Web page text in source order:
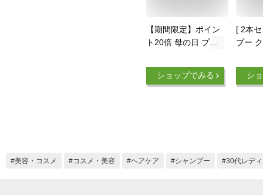
【期間限定】ポイン
ト20倍 母の日 プレ
公式 アートネイチャ
ー ラボモ クールキ
シャンプー レディー
ショップでみる
[ 2本
プー
凛 全
シ
美容・コスメ コスメ・美容 ヘアケア シャンプー 30代レデ